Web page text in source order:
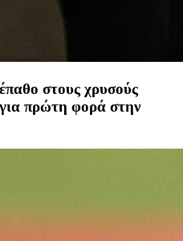
στους χρυσούς
πρώτη φορά στην